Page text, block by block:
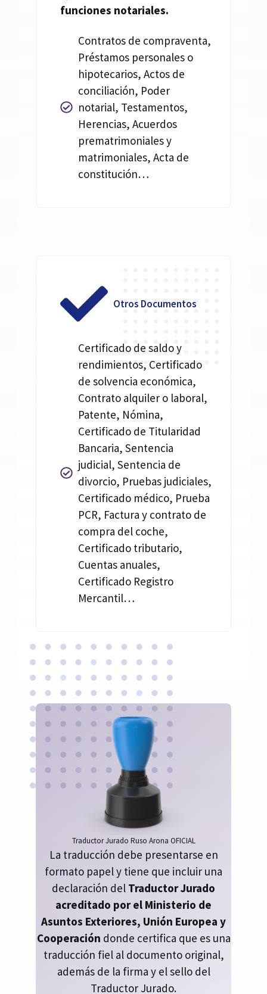
funciones notariales.
Contratos de compraventa,
Préstamos personales o
hipotecarios, Actos de
conciliación, Poder
notarial, Testamentos,
Herencias, Acuerdos
prematrimoniales y
matrimoniales, Acta de
constitución…
Otros Documentos
Certificado de saldo y
rendimientos, Certificado
de solvencia económica,
Contrato alquiler o laboral,
Patente, Nómina,
Certificado de Titularidad
Bancaria, Sentencia
judicial, Sentencia de
divorcio, Pruebas judiciales,
Certificado médico, Prueba
PCR, Factura y contrato de
compra del coche,
Certificado tributario,
Cuentas anuales,
Certificado Registro
Mercantil…
Traductor Jurado Ruso Arona OFICIAL
La traducción debe presentarse en
formato papel y tiene que incluir una
declaración del Traductor Jurado
acreditado por el Ministerio de
Asuntos Exteriores, Unión Europea y
Cooperación donde certifica que es una
traducción fiel al documento original,
además de la firma y el sello del
Traductor Jurado.